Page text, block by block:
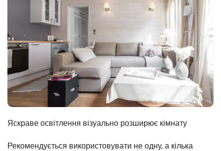
Яскраве освітлення візуально розширює кімнату
Рекомендується використовувати не одну, а кілька